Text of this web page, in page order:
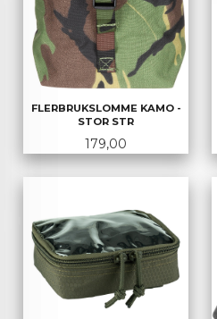
FLERBRUKSLOMME KAMO -
STOR STR
Pris
179,00